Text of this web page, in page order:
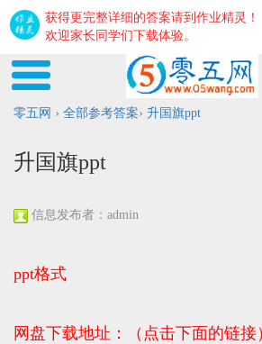
获得更完整详细的答案请到作业精灵！
欢迎家长同学们下载体验。
零五网 › 全部参考答案› 升国旗ppt
升国旗ppt
信息发布者：admin
ppt格式
网盘下载地址：（点击下面的链接